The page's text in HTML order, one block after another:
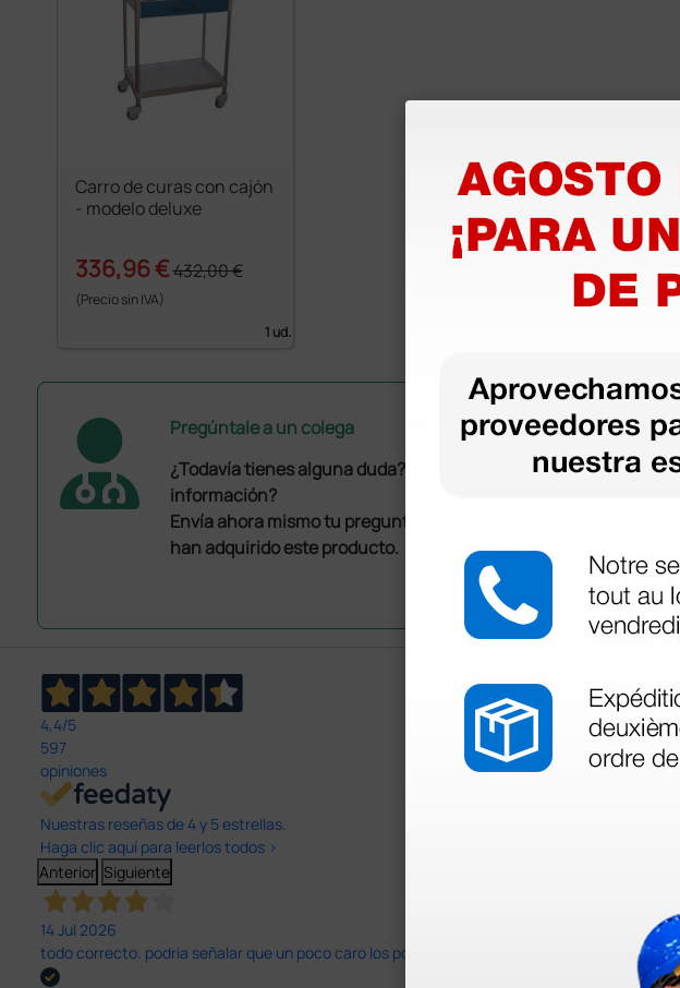
Carro de curas con cajón
- modelo deluxe
336,96 €432,00 €
(Precio sin IVA)
1 ud.
Pregúntale a un colega
¿Todavía tienes alguna duda? ¿Necesitas más
información?
Envía ahora mismo tu pregunta a los colegas que ya
han adquirido este producto.
4,4/5
597
opiniones
Nuestras reseñas de 4 y 5 estrellas.
Haga clic aquí para leerlos todos >
Anterior Siguiente
14 Jul 2026
todo correcto. podria señalar que un poco caro los portes y el plazo de entrega se alarga.